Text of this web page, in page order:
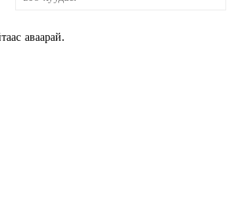
аваарай.